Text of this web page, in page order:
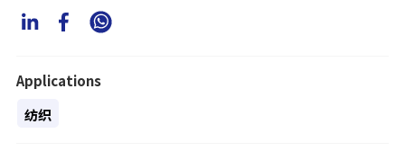
Applications
纺织